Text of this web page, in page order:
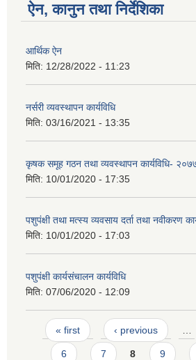
ऐन, कानुन तथा निर्देशिका
आर्थिक ऐन
मिति: 12/28/2022 - 11:23
नर्सरी व्यवस्थापन कार्यविधि
मिति: 03/16/2021 - 13:35
कृषक समूह गठन तथा व्यवस्थापन कार्यविधि-
मिति: 10/01/2020 - 17:35
पशुपंक्षी तथा मत्स्य व्यवसाय दर्ता तथा नवीकरण
मिति: 10/01/2020 - 17:03
पशुपंक्षी कार्यसंचालन कार्यविधि
मिति: 07/06/2020 - 12:09
Pages
« first ‹ previous
6 7 8 9